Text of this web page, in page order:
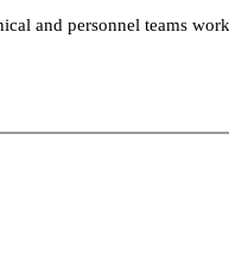
and personnel teams